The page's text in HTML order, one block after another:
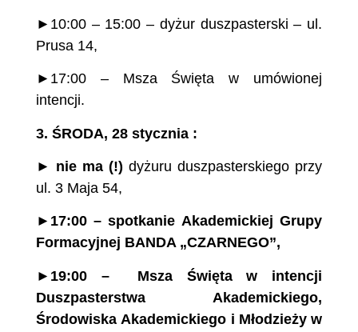
►10:00 – 15:00 – dyżur duszpasterski – ul.
Prusa 14,
►17:00 – Msza Święta w umówionej
intencji.
3. ŚRODA, 28 stycznia :
► nie ma (!) dyżuru duszpasterskiego przy
ul. 3 Maja 54,
► 17:00 – spotkanie Akademickiej Grupy
Formacyjnej BANDA „CZARNEGO”,
► 19:00 – Msza Święta
w intencji
Duszpasterstwa
Akademickiego,
Środowiska Akademickiego i Młodzieży w